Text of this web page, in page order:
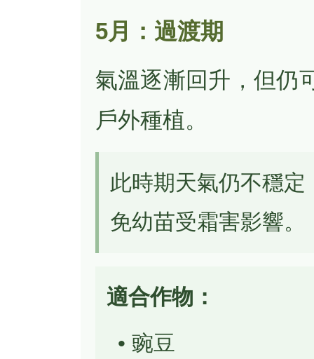
5月：過渡期
氣溫逐漸回升，但仍
戶外種植。
此時期天氣仍不穩
免幼苗受霜害影響。
適合作物：
• 豌豆